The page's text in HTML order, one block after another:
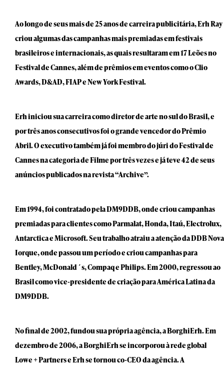
Ao longo de seus mais de 25 anos de carreira publicitária, Erh Ray
criou algumas das campanhas mais premiadas em festivais
brasileiros e internacionais, as quais resultaram em 17 Leões no
Festival de Cannes, além de prêmios em eventos como o Clio
Awards, D&AD, FIAP e New York Festival.
Erh iniciou sua carreira como diretor de arte no sul do Brasil, e
por três anos consecutivos foi o grande vencedor do Prêmio
Abril. O executivo também já foi membro do júri do Festival de
Cannes na categoria de Filme por três vezes e já teve 42 de seus
anúncios publicados na revista “Archive”.
Em 1994, foi contratado pela DM9DDB, onde criou campanhas
premiadas para clientes como Parmalat, Honda, Itaú, Electrolux,
Antarctica e Microsoft. Seu trabalho atraiu a atenção da DDB Nova
Iorque, onde passou um período e criou campanhas para
Bentley, McDonald´s, Compaq e Philips. Em 2000, regressou ao
Brasil como vice-presidente de criação para América Latina da
DM9DDB.
No final de 2002, fundou sua própria agência, a BorghiErh. Em
dezembro de 2006, a BorghiErh se incorporou à rede global
Lowe + Partners e Erh se tornou co-CEO da agência. A